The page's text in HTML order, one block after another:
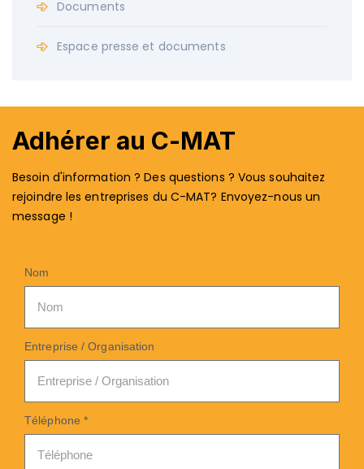
Documents
Espace presse et documents
Adhérer au C-MAT
Besoin d'information ? Des questions ? Vous souhaitez
rejoindre les entreprises du C-MAT? Envoyez-nous un
message !
Nom
Entreprise / Organisation
Téléphone *